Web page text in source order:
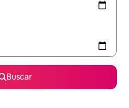
Buscar